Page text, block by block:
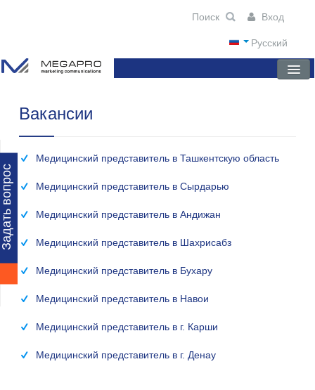
вопрос
Русский
Вход
ГЛАВНАЯ
О КОМПАНИИ
НОВОСТИ
ПРЕПАРАТЫ
НАУЧНЫЕ ПУБЛИКАЦИИ
ПАРТНЕРЫ
Вакансии
Медицинский представитель в Ташкентскую область
Медицинский представитель в Сырдарью
Медицинский представитель в Андижан
Медицинский представитель в Шахрисабз
Медицинский представитель в Бухару
Медицинский представитель в Навои
Медицинский представитель в г. Карши
Медицинский представитель в г. Денау